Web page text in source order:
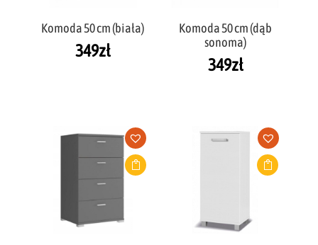
Komoda 50 cm (biała)
349zł
Komoda 50 cm (dąb
sonoma)
349zł